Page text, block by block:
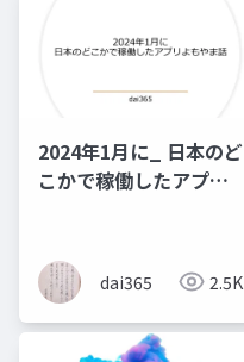
2024年1月に_ 日本のど
こかで稼働したアプリ
dai365 2.5K